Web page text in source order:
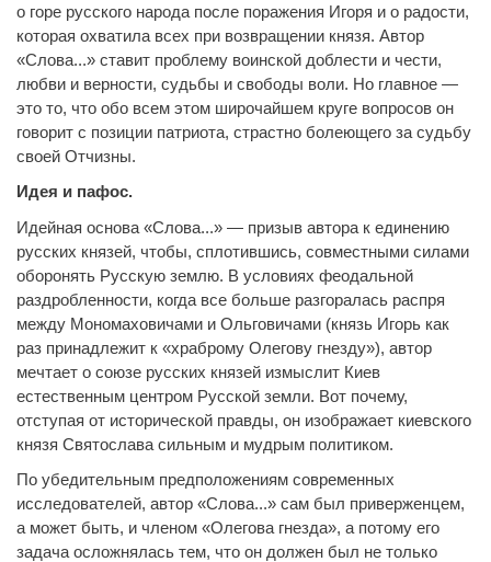
о горе русского народа после поражения Игоря и о радости,
которая охватила всех при возвращении князя. Автор
«Слова...» ставит проблему воинской доблести и чести,
любви и верности, судьбы и свободы воли. Но главное —
это то, что обо всем этом широчайшем круге вопросов он
говорит с позиции патриота, страстно болеющего за судьбу
своей Отчизны.
Идея и пафос.
Идейная основа «Слова...» — призыв автора к единению
русских князей, чтобы, сплотившись, совместными силами
оборонять Русскую землю. В условиях феодальной
раздробленности, когда все больше разгоралась распря
между Мономаховичами и Ольговичами (князь Игорь как
раз принадлежит к «храброму Олегову гнезду»), автор
мечтает о союзе русских князей измыслит Киев
естественным центром Русской земли. Вот почему,
отступая от исторической правды, он изображает киевского
князя Святослава сильным и мудрым политиком.
По убедительным предположениям современных
исследователей, автор «Слова...» сам был приверженцем,
а может быть, и членом «Олегова гнезда», а потому его
задача осложнялась тем, что он должен был не только